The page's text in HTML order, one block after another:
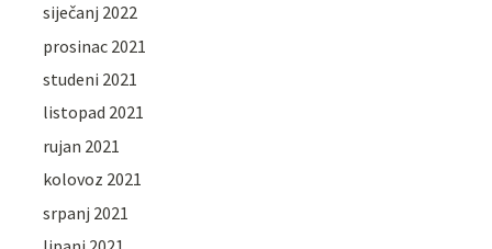
siječanj 2022
prosinac 2021
studeni 2021
listopad 2021
rujan 2021
kolovoz 2021
srpanj 2021